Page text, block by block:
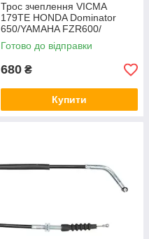
Трос зчеплення VICMA
179TE HONDA Dominator
650/YAMAHA FZR600/
Thunder Cat 600
Готово до відправки
680 ₴
Купити